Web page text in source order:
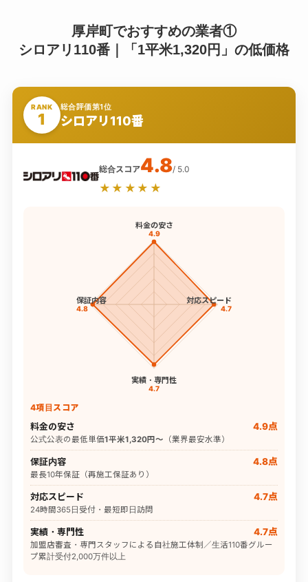
厚岸町でおすすめの業者①
シロアリ110番｜「1平米1,320円」の低価格
RANK
1
総合評価第1位
シロアリ110番
総合スコア4.8/ 5.0
★★★★★
料金の安さ
4.9
対応スピード
4.7
実績・専門性
4.7
保証内容
4.8
4項目スコア
料金の安さ 4.9点
公式公表の最低単価1平米1,320円〜 （業界最安水準）
保証内容 4.8点
最長10年保証（再施工保証あり）
対応スピード 4.7点
24時間365日受付・最短即日訪問
実績・専門性 4.7点
加盟店審査・専門スタッフによる自社施工体制／生活110番グルー
プ累計受付2,000万件以上